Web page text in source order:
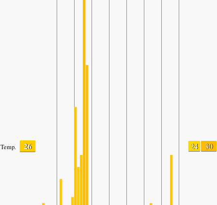
Temp. 26 24 30